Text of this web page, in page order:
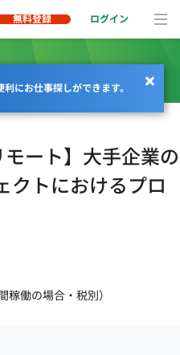
無料登録 ログイン
にお仕事探しができます。
モート】大手企業の
クトにおけるプロ
働の場合・税別）